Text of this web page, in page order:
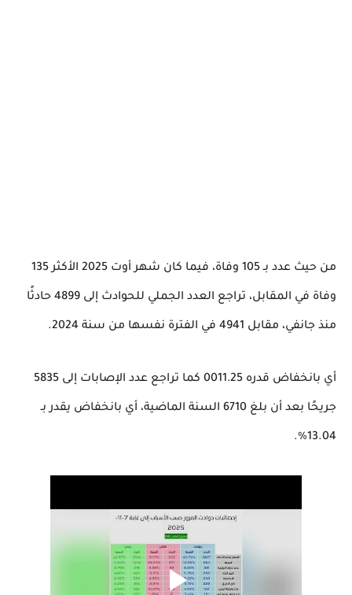
من حيث عدد بـ 105 وفاة، فيما كان شهر أوت 2025 الأكثر 135
وفاة في المقابل، تراجع العدد الجملي للحوادث إلى 4899 حادثًا
منذ جانفي، مقابل 4941 في الفترة نفسها من سنة 2024.
أي بانخفاض قدره 0011.25 كما تراجع عدد الإصابات إلى 5835
جريحًا بعد أن بلغ 6710 السنة الماضية، أي بانخفاض يقدر بـ
13.04%.